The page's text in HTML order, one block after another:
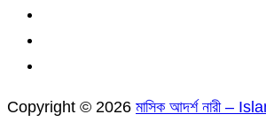
Copyright © 2026 মাসিক আদর্শ নারী –